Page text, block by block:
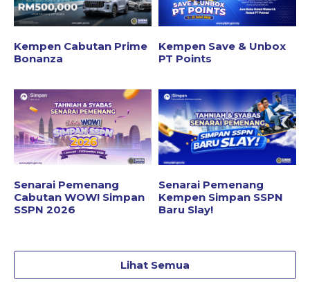
Kempen Cabutan Prime
Bonanza
Kempen Save & Unbox
PT Points
Senarai Pemenang
Cabutan WOW! Simpan
SSPN 2026
Senarai Pemenang
Kempen Simpan SSPN
Baru Slay!
Lihat Semua